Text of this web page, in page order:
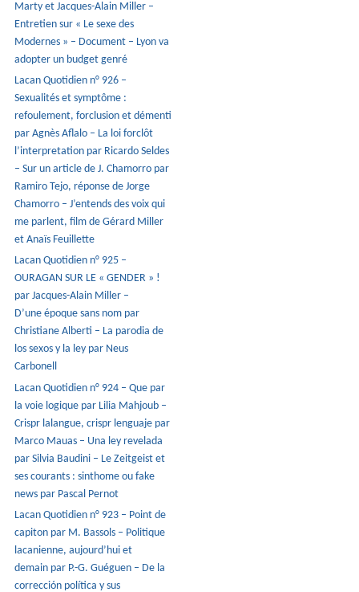
Marty et Jacques-Alain Miller –
Entretien sur « Le sexe des
Modernes » – Document – Lyon va
adopter un budget genré
Lacan Quotidien n° 926 –
Sexualités et symptôme :
refoulement, forclusion et démenti
par Agnès Aflalo – La loi forclôt
l’interpretation par Ricardo Seldes
– Sur un article de J. Chamorro par
Ramiro Tejo, réponse de Jorge
Chamorro – J’entends des voix qui
me parlent, film de Gérard Miller
et Anaïs Feuillette
Lacan Quotidien n° 925 –
OURAGAN SUR LE « GENDER » !
par Jacques-Alain Miller –
D’une époque sans nom par
Christiane Alberti – La parodia de
los sexos y la ley par Neus
Carbonell
Lacan Quotidien n° 924 – Que par
la voie logique par Lilia Mahjoub –
Crispr lalangue, crispr lenguaje par
Marco Mauas – Una ley revelada
par Silvia Baudini – Le Zeitgeist et
ses courants : sinthome ou fake
news par Pascal Pernot
Lacan Quotidien n° 923 – Point de
capiton par M. Bassols – Politique
lacanienne, aujourd’hui et
demain par P.-G. Guéguen – De la
corrección política y sus